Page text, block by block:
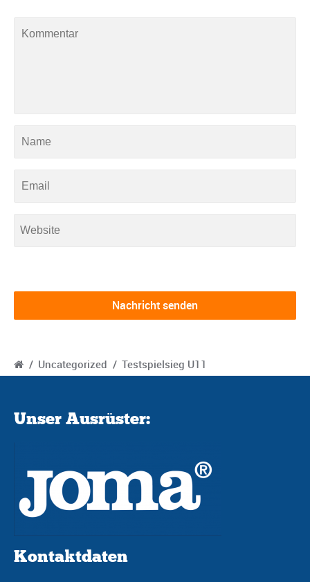
/ Uncategorized / Testspielsieg U11
Unser Ausrüster:
Kontaktdaten